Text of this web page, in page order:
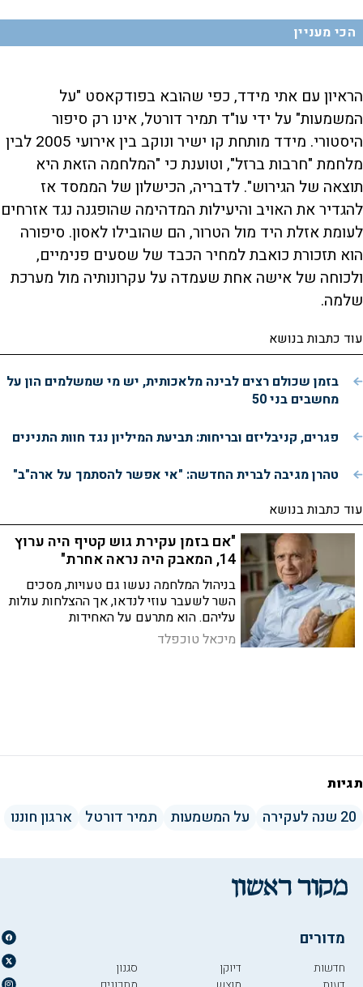
הכי מעניין
הראיון עם אתי מידד, כפי שהובא בפודקאסט "על
המשמעות" על ידי עו"ד תמיר דורטל, אינו רק סיפור
היסטורי. מידד מותחת קו ישיר ונוקב בין אירועי 2005 לבין
מלחמת "חרבות ברזל", וטוענת כי "המלחמה הזאת היא
תוצאה של הגירוש". לדבריה, הכישלון של הממסד אז
להגדיר את האויב והיעילות המדהימה שהופגנה נגד אזרחים
לעומת אזלת היד מול הטרור, הם שהובילו לאסון. סיפורה
הוא תזכורת כואבת למחיר הכבד של שסעים פנימיים,
ולכוחה של אישה אחת שעמדה על עקרונותיה מול מערכת
שלמה.
עוד כתבות בנושא
בזמן שכולם רצים לבינה מלאכותית, יש מי שמשלמים הון על
מחשבים בני 50
פגרים, קניבליזם ובריחות: תביעת המיליון נגד חוות התנינים
טהרן מגיבה לברית החדשה: "אי אפשר להסתמך על ארה"ב"
עוד כתבות בנושא
"אם בזמן עקירת גוש קטיף היה ערוץ
14, המאבק היה נראה אחרת"
בניהול המלחמה נעשו גם טעויות, מסכים
השר לשעבר עוזי לנדאו, אך ההצלחות עולות
עליהם. הוא מתרעם על האחידות
התקשורתית בסוגיית החטופים, וקורא
להקים ממשלת אחדות
מיכאל טוכפלד
תגיות
20 שנה לעקירה על המשמעות תמיר דורטל ארגון חוננו
מדורים
חדשות
דיוקן
סגנון